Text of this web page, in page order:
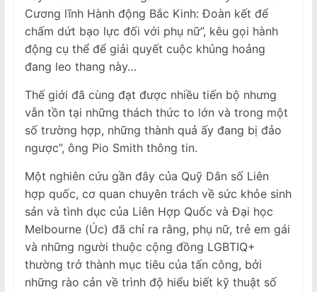
Cương lĩnh Hành động Bắc Kinh: Đoàn kết để
chấm dứt bạo lực đối với phụ nữ”, kêu gọi hành
động cụ thể để giải quyết cuộc khủng hoảng
đang leo thang này…
Thế giới đã cùng đạt được nhiều tiến bộ nhưng
vẫn tồn tại những thách thức to lớn và trong một
số trường hợp, những thành quả ấy đang bị đảo
ngược”, ông Pio Smith thông tin.
Một nghiên cứu gần đây của Quỹ Dân số Liên
hợp quốc, cơ quan chuyên trách về sức khỏe sinh
sản và tình dục của Liên Hợp Quốc và Đại học
Melbourne (Úc) đã chỉ ra rằng, phụ nữ, trẻ em gái
và những người thuộc cộng đồng LGBTIQ+
thường trở thành mục tiêu của tấn công, bởi
những rào cản về trình độ hiểu biết kỹ thuật số